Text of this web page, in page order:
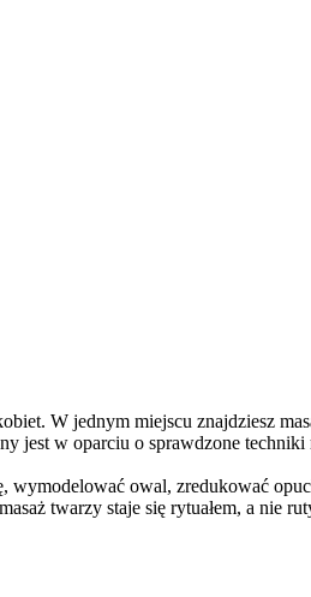
W jednym miejscu znajdziesz
w oparciu o sprawdzone
owal, zredukować
twarzy staje się rytuałem, a nie